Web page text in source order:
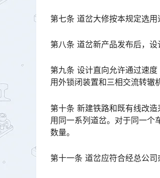
第七条 道岔大修按本规定选
第八条 道岔新产品发布后，设
第九条 设计直向允许通过速
用外锁闭装置和三相交流转辙
第十条 新建铁路和既有线改
用同一系列道岔。对于同一个
数量。󠅅󠅃󠄵󠅂󠄪󠇖󠆨󠆨󠇕󠆞󠆒󠅬󠇘󠆭󠆘󠇙󠆝󠅵󠇗󠆭󠆁󠄐󠇗󠅹󠅸󠇖󠆍󠅳󠇖󠅹󠅰󠇖󠆌󠅹
第十一条 道岔应符合经总公